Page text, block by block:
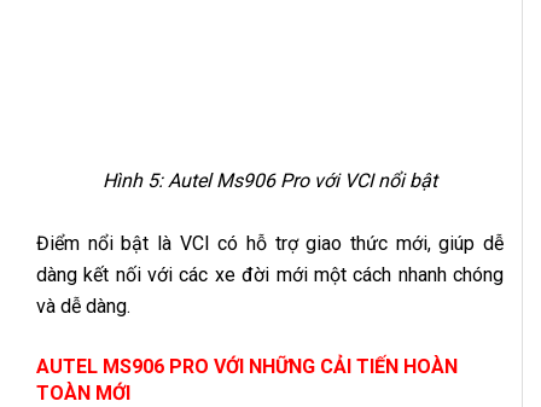
Hình 5: Autel Ms906 Pro với VCI nổi bật
Điểm nổi bật là VCI có hỗ trợ giao thức mới, giúp dễ
dàng kết nối với các xe đời mới một cách nhanh chóng
và dễ dàng.
AUTEL MS906 PRO VỚI NHỮNG CẢI TIẾN HOÀN
TOÀN MỚI